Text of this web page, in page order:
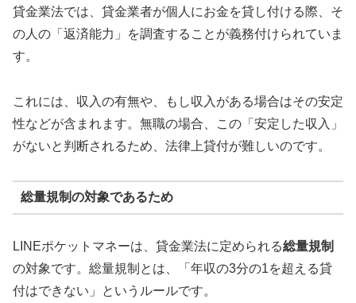
貸金業法では、貸金業者が個人にお金を貸し付ける際、そ
の人の「返済能力」を調査することが義務付けられていま
す。
これには、収入の有無や、もし収入がある場合はその安定
性などが含まれます。無職の場合、この「安定した収入」
がないと判断されるため、法律上貸付が難しいのです。
総量規制の対象であるため
LINEポケットマネーは、貸金業法に定められる総量規制
の対象です。総量規制とは、「年収の3分の1を超える貸
付はできない」というルールです。